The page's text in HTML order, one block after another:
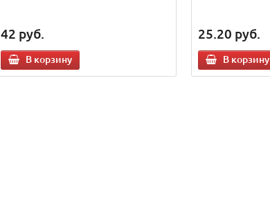
42 руб.
В корзину
25.20 руб.
В корзину